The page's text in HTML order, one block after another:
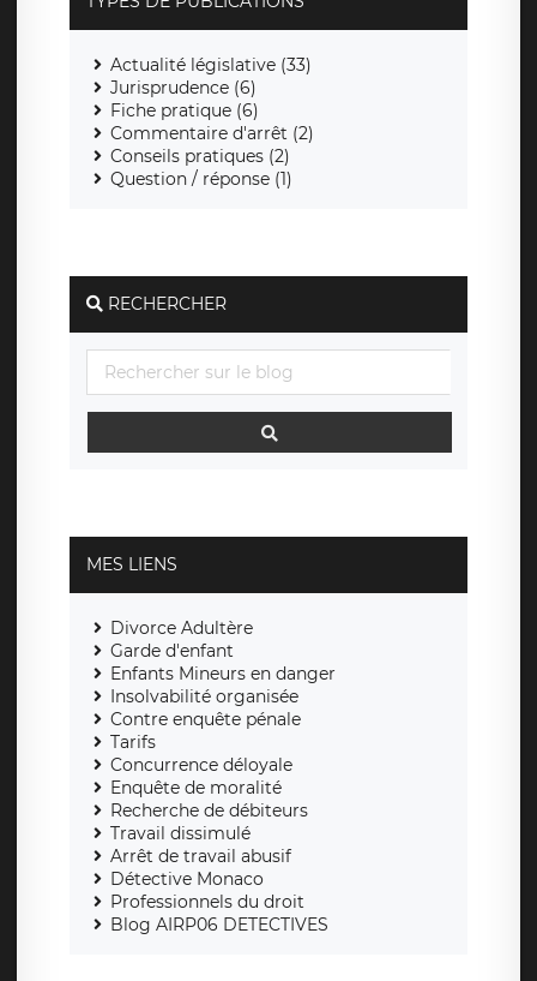
Actualité législative (33)
Jurisprudence (6)
Fiche pratique (6)
Commentaire d'arrêt (2)
Conseils pratiques (2)
Question / réponse (1)
RECHERCHER
MES LIENS
Divorce Adultère
Garde d'enfant
Enfants Mineurs en danger
Insolvabilité organisée
Contre enquête pénale
Tarifs
Concurrence déloyale
Enquête de moralité
Recherche de débiteurs
Travail dissimulé
Arrêt de travail abusif
Détective Monaco
Professionnels du droit
Blog AIRP06 DETECTIVES